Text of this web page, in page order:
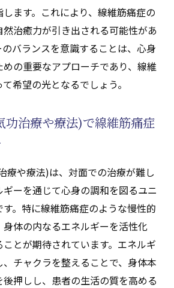
改善のための心身調和
における遠隔気功(天啓気功治療
望
啓気功治療や療法)がもたらす今
法としての遠隔気功(天啓気功治
啓気功治療や療法)と技術革新の
治療の未来を見据えて
啓気功治療や療法)の進化とその
ます。これにより、線維筋痛症の
治癒力が引き出される可能性があ
バランスを意識することは、心身
の重要なアプローチであり、線維
希望の光となるでしょう。
功治療や療法)で線維筋痛症
療や療法)は、対面での治療が難し
ーを通じて心身の調和を図るユニ
。特に線維筋痛症のような慢性的
体の内なるエネルギーを活性化
とが期待されています。エネルギ
チャクラを整えることで、身体本
押しし、患者の生活の質を高める